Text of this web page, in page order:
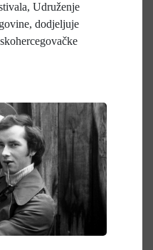
Udruženje
dodjeljuje